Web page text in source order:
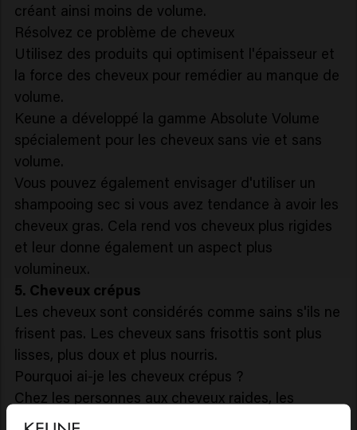
créant ainsi moins de volume.
Résolvez ce problème de cheveux
Utilisez des produits qui optimisent l'épaisseur et
la force des cheveux pour remédier au manque de
volume.
Keune a développé la gamme Absolute Volume
spécialement pour les cheveux sans vie et sans
volume.
Vous pouvez également envisager d'utiliser un
shampooing sec si vous avez tendance à avoir les
cheveux gras. Cela rend vos cheveux plus rigides
et leur donne également un aspect plus
volumineux.
5. Cheveux crépus
Les cheveux sont considérés comme sains s'ils ne
frisent pas. Les cheveux sans frisottis sont plus
lisses, plus doux et plus nourris.
Pourquoi ai-je les cheveux crépus ?
Chez les personnes aux cheveux raides, les
frisottis apparaissent sous forme de petites fibres